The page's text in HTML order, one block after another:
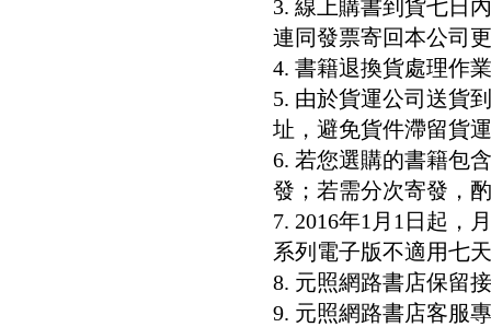
3. 線上購書到貨七日
連同發票寄回本公司
4. 書籍退換貨處理作
5. 由於貨運公司送貨
址，避免貨件滯留貨
6. 若您選購的書籍包
發；若需分次寄發，
7. 2016年1月1日起，
系列電子版不適用七
8. 元照網路書店保留
9. 元照網路書店客服